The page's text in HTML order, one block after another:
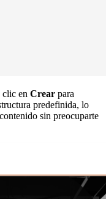
clic en Crear para
predefinida, lo
sin preocuparte